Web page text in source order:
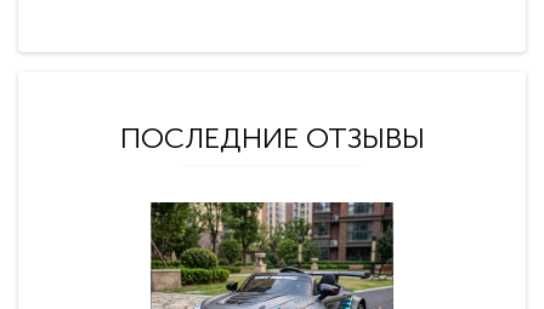
ПОСЛЕДНИЕ ОТЗЫВЫ